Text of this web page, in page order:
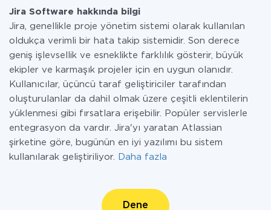
Jira Software hakkında bilgi
Jira, genellikle proje yönetim sistemi olarak kullanılan
oldukça verimli bir hata takip sistemidir. Son derece
geniş işlevsellik ve esneklikte farklılık gösterir, büyük
ekipler ve karmaşık projeler için en uygun olanıdır.
Kullanıcılar, üçüncü taraf geliştiriciler tarafından
oluşturulanlar da dahil olmak üzere çeşitli eklentilerin
yüklenmesi gibi fırsatlara erişebilir. Popüler servislerle
entegrasyon da vardır. Jira'yı yaratan Atlassian
şirketine göre, bugünün en iyi yazılımı bu sistem
kullanılarak geliştiriliyor.
Daha fazla
Dene